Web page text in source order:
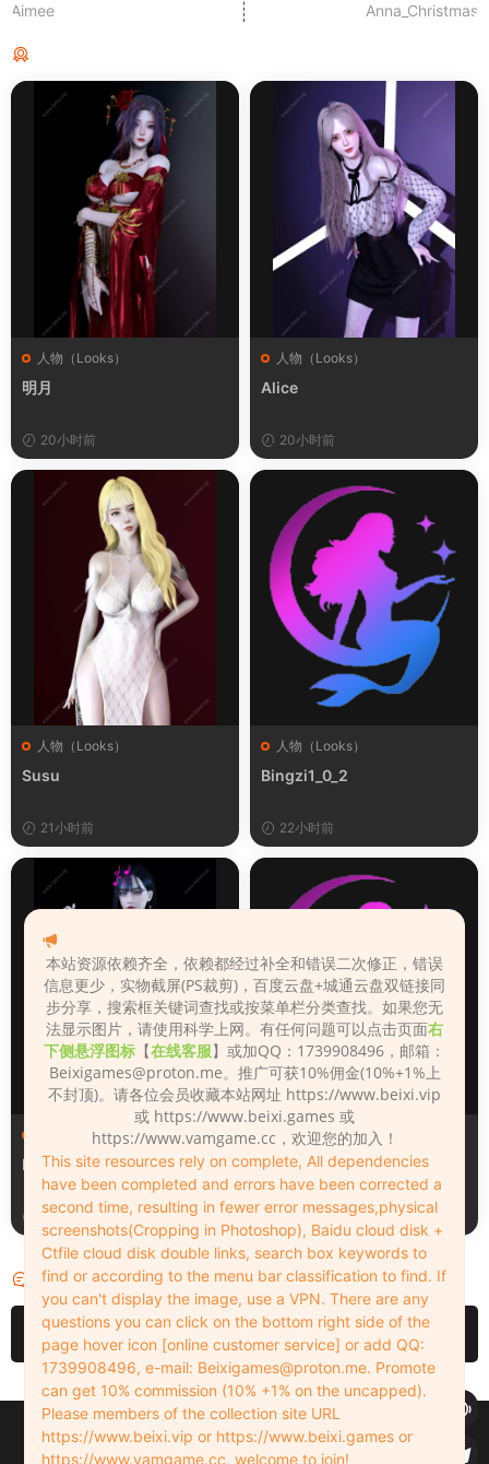
Aimee Anna_Christmas
人物（Looks）
明月
20小时前
人物（Looks）
Alice
20小时前
人物（Looks）
Susu
21小时前
人物（Looks）
Bingzi1_0_2
22小时前
人物（Looks）
Monica_2_2_2
23小时前
人物（Looks）
Lizhen2025
2天前
评论 0
请先登录
Copyleft © 2022-2026 beixi.vip - All Rights Freedom！
创作不易！有能力的同学可以去支持一下原创作者（我们绝对支持），当然
本站资源依赖齐全，依赖都经过补全和错误二次修正，错误
信息更少，实物截屏(PS裁剪)，百度云盘+城通云盘双链接同
步分享，搜索框关键词查找或按菜单栏分类查找。如果您无
法显示图片，请使用科学上网。有任何问题可以点击页面右
下侧悬浮图标 【在线客服】或加QQ：1739908496，邮箱：
Beixigames@proton.me。推广可获10%佣金(10%+1%上
不封顶)。请各位会员收藏本站网址 https://www.beixi.vip
或 https://www.beixi.games 或
https://www.vamgame.cc，欢迎您的加入！
This site resources rely on complete, All dependencies
have been completed and errors have been corrected a
second time, resulting in fewer error messages,physical
screenshots(Cropping in Photoshop), Baidu cloud disk +
Ctfile cloud disk double links, search box keywords to
find or according to the menu bar classification to find. If
you can't display the image, use a VPN. There are any
questions you can click on the bottom right side of the
page hover icon [online customer service] or add QQ:
1739908496, e-mail: Beixigames@proton.me. Promote
can get 10% commission (10% +1% on the uncapped).
Please members of the collection site URL
https://www.beixi.vip or https://www.beixi.games or
https://www.vamgame.cc, welcome to join!